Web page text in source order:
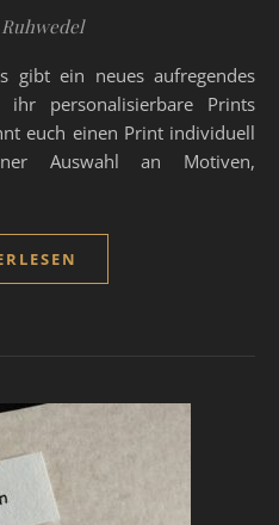
personalisierbare Prints
euch einen Print individuell
Auswahl an Motiven,